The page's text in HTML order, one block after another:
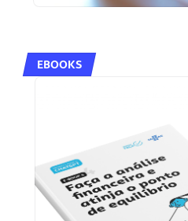
EBOOKS